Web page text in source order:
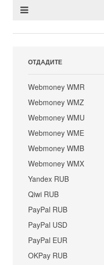
ОТДАДИТЕ
Webmoney WMR
Webmoney WMZ
Webmoney WMU
Webmoney WME
Webmoney WMB
Webmoney WMX
Yandex RUB
Qiwi RUB
PayPal RUB
PayPal USD
PayPal EUR
OKPay RUB